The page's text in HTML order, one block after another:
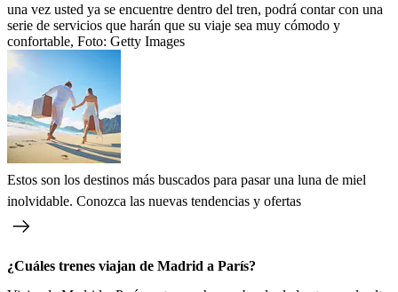
una vez usted ya se encuentre dentro del tren, podrá contar con una
serie de servicios que harán que su viaje sea muy cómodo y
confortable, Foto: Getty Images
Estos son los destinos más buscados para pasar una luna de miel
inolvidable. Conozca las nuevas tendencias y ofertas
¿Cuáles trenes viajan de Madrid a París?